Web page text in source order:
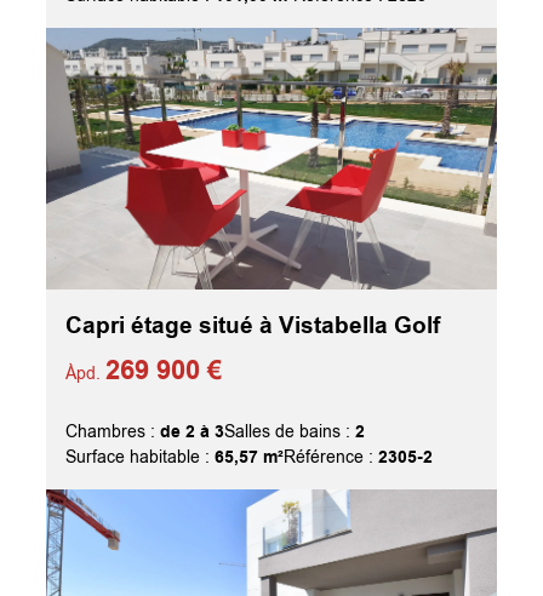
Capri étage situé à Vistabella Golf
Àpd.269 900 €
Chambres :de 2 à 3Salles de bains :2
Surface habitable :65,57 m²Référence :2305-2